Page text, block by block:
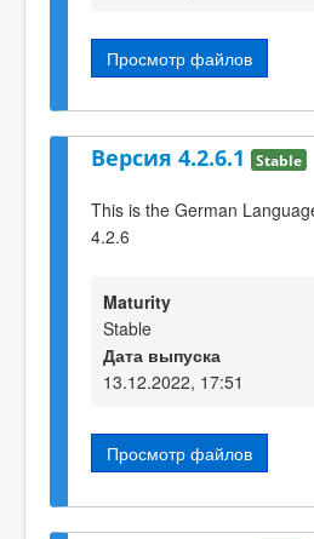
Просмотр файлов
Версия 4.2.6.1 Stable
This is the German
4.2.6
Maturity
Stable
Дата выпуска
13.12.2022, 17:51
Просмотр файлов